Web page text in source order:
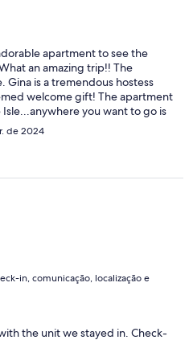
apartment to see the
an amazing trip!! The
Gina is a tremendous hostess
welcome gift! The apartment
you want to go is
away and a private beach is a
a stay here!
de 2024
in, comunicação, localização e
the unit we stayed in. Check-